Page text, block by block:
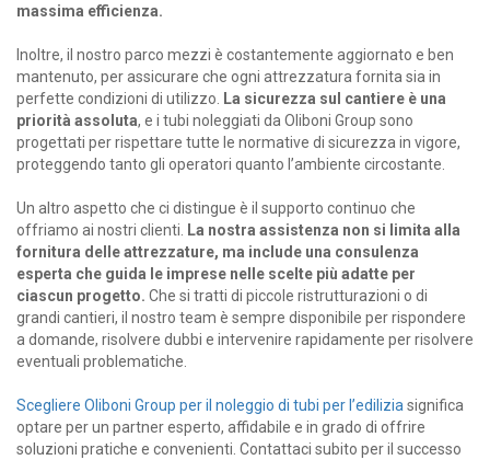
massima efficienza.
Inoltre, il nostro parco mezzi è costantemente aggiornato e ben
mantenuto, per assicurare che ogni attrezzatura fornita sia in
perfette condizioni di utilizzo.
La sicurezza sul cantiere è una
priorità assoluta, e i tubi noleggiati da Oliboni Group sono
progettati per rispettare tutte le normative di sicurezza in vigore,
proteggendo tanto gli operatori quanto l’ambiente circostante.
Un altro aspetto che ci distingue è il supporto continuo che
offriamo ai nostri clienti.
La nostra assistenza non si limita alla
fornitura delle attrezzature, ma include una consulenza
esperta che guida le imprese nelle scelte più adatte per
ciascun progetto. Che si tratti di piccole ristrutturazioni o di
grandi cantieri, il nostro team è sempre disponibile per rispondere
a domande, risolvere dubbi e intervenire rapidamente per risolvere
eventuali problematiche.
Scegliere Oliboni Group per il noleggio di tubi per l’edilizia significa
optare per un partner esperto, affidabile e in grado di offrire
soluzioni pratiche e convenienti. Contattaci subito per il successo